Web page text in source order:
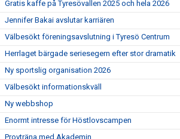
Gratis kaffe på Tyresövallen 2025 och hela 2026
Jennifer Bakai avslutar karriären
Välbesökt föreningsavslutning i Tyresö Centrum
Herrlaget bärgade seriesegern efter stor dramatik
Ny sportslig organisation 2026
Välbesökt informationskväll
Ny webbshop
Enormt intresse för Höstlovscampen
Provträna med Akademin